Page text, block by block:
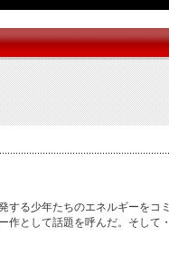
する少年たちのエネルギーをコ
として話題を呼んだ。そして